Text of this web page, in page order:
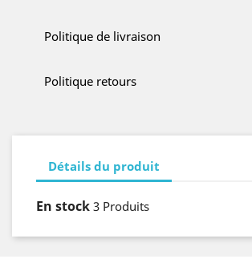
Politique de livraison
Politique retours
Détails du produit
En stock 3 Produits